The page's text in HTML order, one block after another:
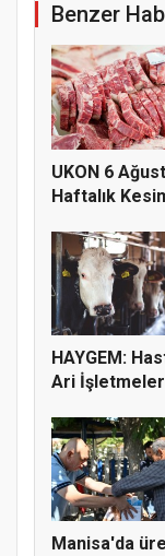
Benzer
UKON 6
Haftalık
HAYGEM:
Ari İşletmeler
Manisa'da